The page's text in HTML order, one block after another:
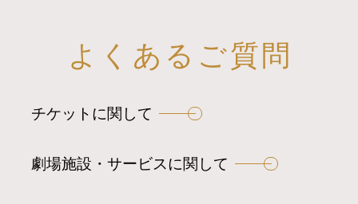
よくあるご質問
チケットに関して
劇場施設・サービスに関して